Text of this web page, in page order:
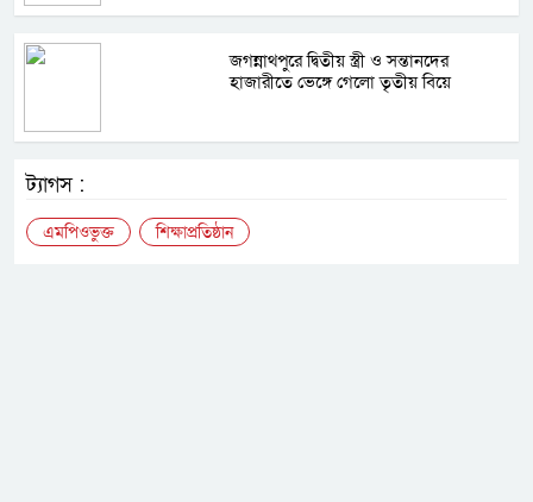
জগন্নাথপুরে দ্বিতীয় স্ত্রী ও সন্তানদের
হাজারীতে ভেঙ্গে গেলো তৃতীয় বিয়ে
ট্যাগস :
এমপিওভুক্ত শিক্ষাপ্রতিষ্ঠান